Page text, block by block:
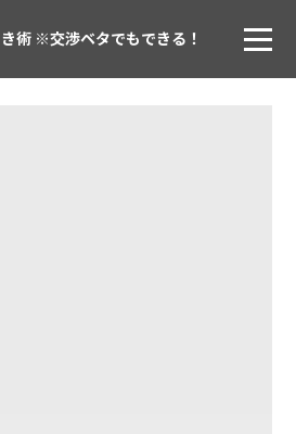
術 ※交渉ベタでもできる！